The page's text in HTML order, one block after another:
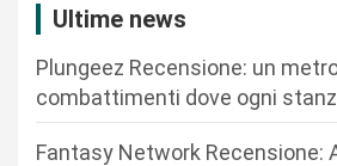
Ultime news
Plungeez Recensione: un
combattimenti dove ogni
Fantasy Network Recensione: